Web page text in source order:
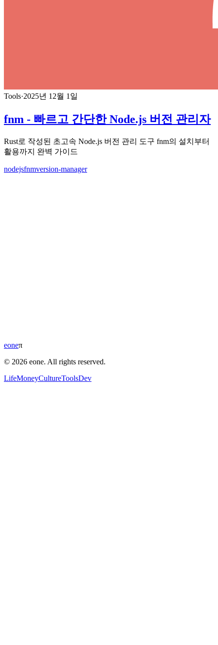
Tools·2025년 12월 1일
fnm - 빠르고 간단한 Node.js 버전 관리자
Rust로 작성된 초고속 Node.js 버전 관리 도구 fnm의 설치부터
활용까지 완벽 가이드
nodejsfnmversion-manager
eoneπ
© 2026 eone. All rights reserved.
LifeMoneyCultureToolsDev